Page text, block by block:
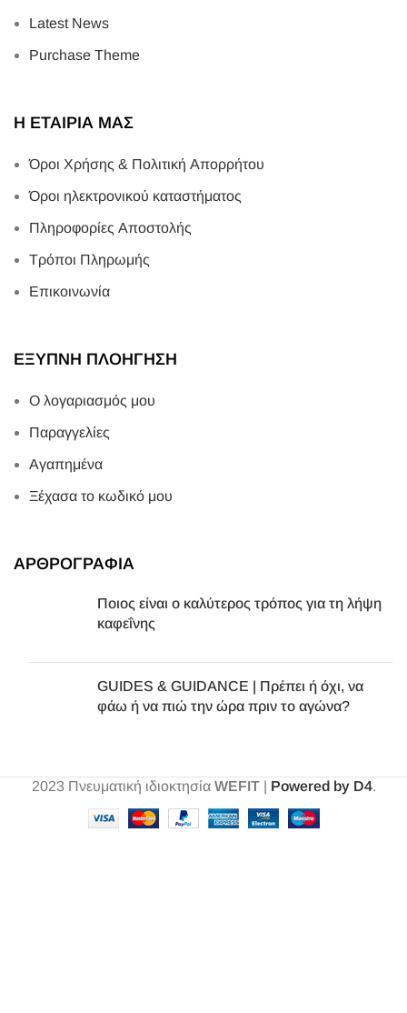
Latest News
Purchase Theme
Η ΕΤΑΙΡΙΑ ΜΑΣ
Όροι Χρήσης & Πολιτική Απορρήτου
Όροι ηλεκτρονικού καταστήματος
Πληροφορίες Αποστολής
Τρόποι Πληρωμής
Επικοινωνία
ΕΞΥΠΝΗ ΠΛΟΗΓΗΣΗ
Ο λογαριασμός μου
Παραγγελίες
Αγαπημένα
Ξέχασα το κωδικό μου
ΑΡΘΡΟΓΡΑΦΙΑ
Ποιος είναι ο καλύτερος τρόπος για τη λήψη
καφεΐνης
GUIDES & GUIDANCE | Πρέπει ή όχι, να
φάω ή να πιώ την ώρα πριν το αγώνα?
2023 Πνευματική ιδιοκτησία WEFIT| Powered by D4.